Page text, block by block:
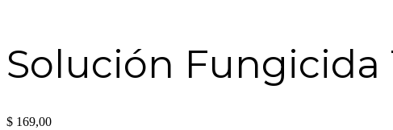
Solución Fungicida
$ 169,00